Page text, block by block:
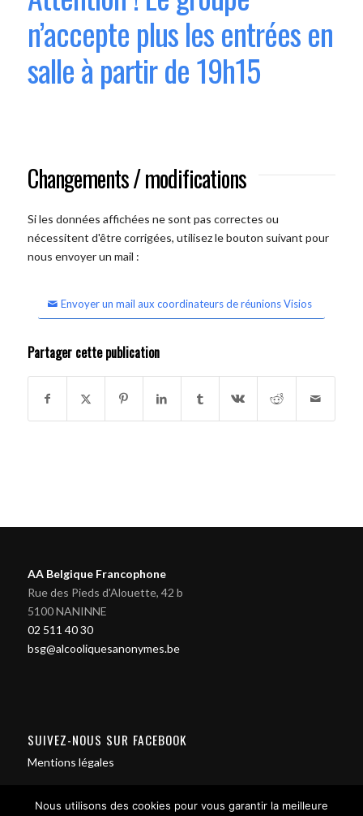
n’accepte plus les entrées en
salle à partir de 19h15
Changements / modifications
Si les données affichées ne sont pas correctes ou
nécessitent d'être corrigées, utilisez le bouton suivant pour
nous envoyer un mail :
Envoyer un mail aux coordinateurs de réunions Visios
Partager cette publication
AA Belgique Francophone
Rue des Pieds d'Alouette, 42 b
5100 NANINNE
02 511 40 30
bsg@alcooliquesanonymes.be
SUIVEZ-NOUS SUR FACEBOOK
Mentions légales
Nous utilisons des cookies pour vous garantir la meilleure